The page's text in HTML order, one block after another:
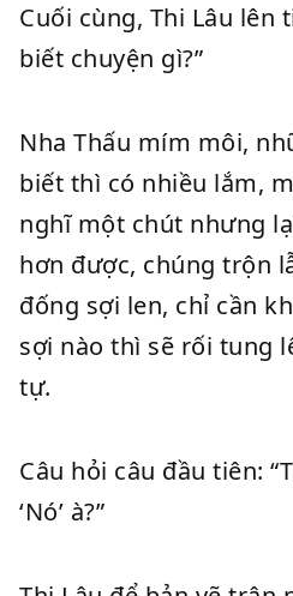
Cuối cùng, Thi Lâu lên
biết chuyện gì?”
Nha Thấu mím môi,
biết thì có nhiều lắm,
nghĩ một chút nhưng
hơn được, chúng trộn
đống sợi len, chỉ cần
sợi nào thì sẽ rối tung
tự.
Câu hỏi câu đầu tiên:
‘Nó’ à?”